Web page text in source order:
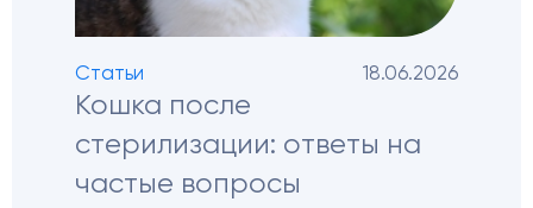
Статьи 18.06.2026
Кошка после
стерилизации: ответы на
частые вопросы